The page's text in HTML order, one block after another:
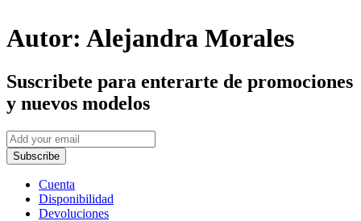
Autor: Alejandra Morales
Suscribete para enterarte de promociones
y nuevos modelos
Subscribe
Cuenta
Disponibilidad
Devoluciones